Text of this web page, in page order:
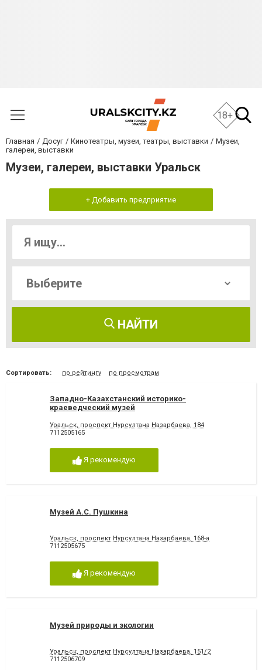
18+
Главная Досуг Кинотеатры, музеи, театры, выставки
Музеи,
галереи, выставки
Музеи, галереи, выставки Уральск
+ Добавить предприятие
НАЙТИ
Сортировать: по рейтингу по просмотрам
Западно-Казахстанский историко-
краеведческий музей
Уральск, проспект Нурсултана Назарбаева, 184
7112505165
Я рекомендую
Музей А.С. Пушкина
Уральск, проспект Нурсултана Назарбаева, 168-а
7112505675
Я рекомендую
Музей природы и экологии
Уральск, проспект Нурсултана Назарбаева, 151/2
7112506709